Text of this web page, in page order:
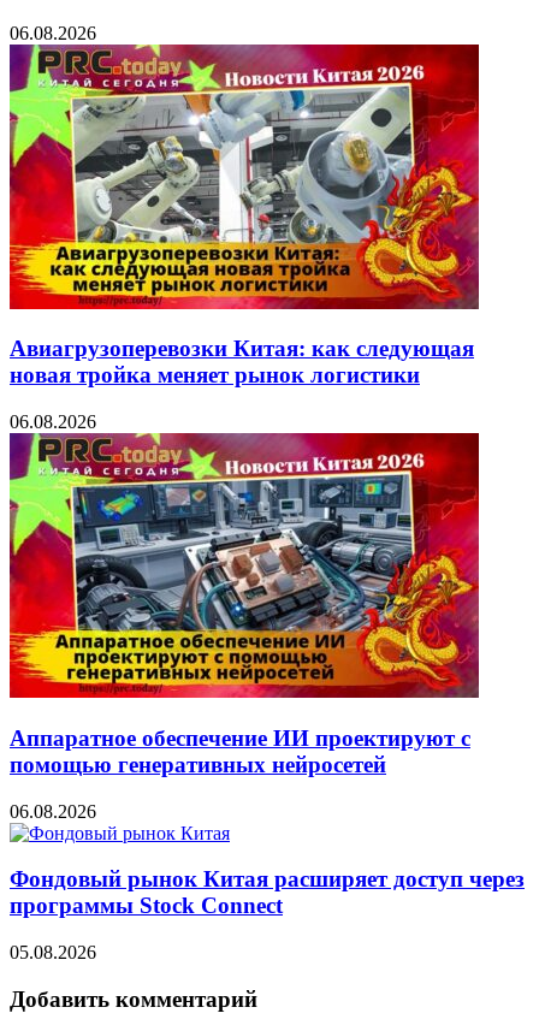
06.08.2026
Авиагрузоперевозки Китая: как следующая
новая тройка меняет рынок логистики
06.08.2026
Аппаратное обеспечение ИИ проектируют с
помощью генеративных нейросетей
06.08.2026
Фондовый рынок Китая расширяет доступ через
программы Stock Connect
05.08.2026
Добавить комментарий